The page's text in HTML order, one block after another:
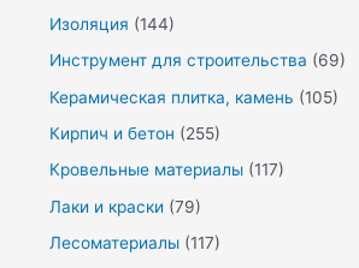
Изоляция (144)
Инструмент для строительства (69)
Керамическая плитка, камень (105)
Кирпич и бетон (255)
Кровельные материалы (117)
Лаки и краски (79)
Лесоматериалы (117)